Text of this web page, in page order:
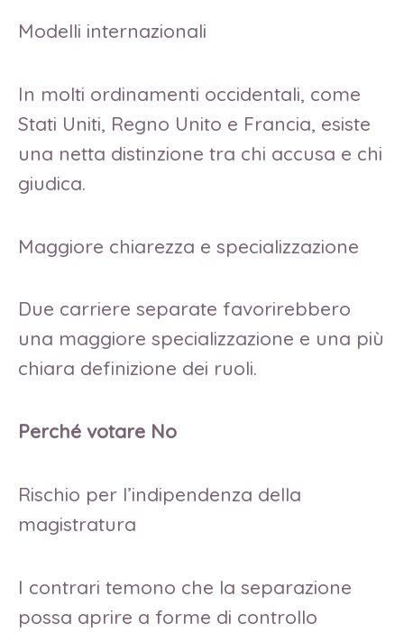
Modelli internazionali
In molti ordinamenti occidentali, come
Stati Uniti, Regno Unito e Francia, esiste
una netta distinzione tra chi accusa e chi
giudica.
Maggiore chiarezza e specializzazione
Due carriere separate favorirebbero
una maggiore specializzazione e una più
chiara definizione dei ruoli.
Perché votare No
Rischio per l’indipendenza della
magistratura
I contrari temono che la separazione
possa aprire a forme di controllo